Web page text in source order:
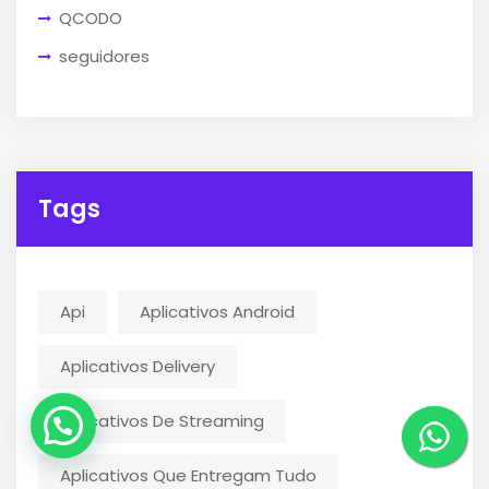
QCODO
seguidores
Tags
Api Aplicativos Android
Aplicativos Delivery
Aplicativos De Streaming
Aplicativos Que Entregam Tudo